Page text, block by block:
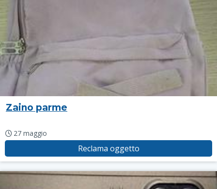
Zaino parme
27 maggio
Reclama oggetto